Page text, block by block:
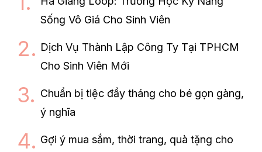
Sống Vô Giá Cho Sinh Viên
Dịch Vụ Thành Lập Công Ty Tại TPHCM
Cho Sinh Viên Mới
Chuẩn bị tiệc đầy tháng cho bé gọn gàng,
ý nghĩa
Gợi ý mua sắm, thời trang, quà tặng cho